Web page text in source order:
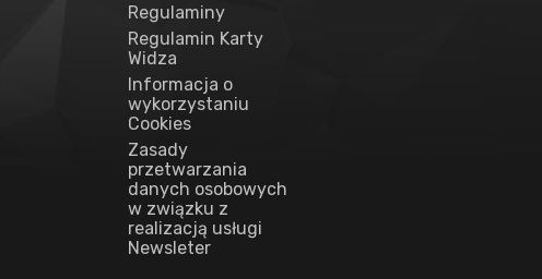
Regulaminy
Regulamin Karty
Widza
Informacja o
wykorzystaniu
Cookies
Zasady
przetwarzania
danych osobowych
w związku z
realizacją usługi
Newsleter